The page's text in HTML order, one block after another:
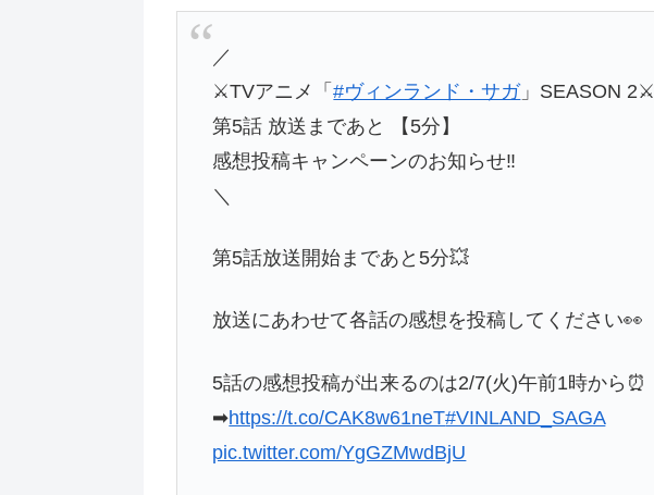
／
⚔TVアニメ「#ヴィンランド・サガ」SEASON 2⚔
第5話 放送まであと 【5分】
感想投稿キャンペーンのお知らせ‼
＼
第5話放送開始まであと5分💥
放送にあわせて各話の感想を投稿してください👀
5話の感想投稿が出来るのは2/7(火)午前1時から⏰
➡https://t.co/CAK8w61neT#VINLAND_SAGA
pic.twitter.com/YgGZMwdBjU